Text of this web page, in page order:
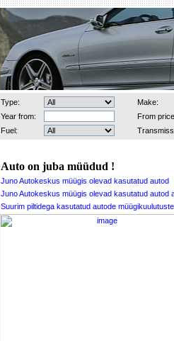
Type:
Make:
Year from:
From
Fuel:
Auto on juba müüdud !
Juno Autokeskus müügis olevad kasutatud autod
Juno Autokeskus müügis olevad kasutatud autod
Suurim piltidega kasutatud autode